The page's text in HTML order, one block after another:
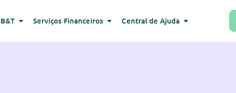
Serviços Financeiros Central de Ajuda